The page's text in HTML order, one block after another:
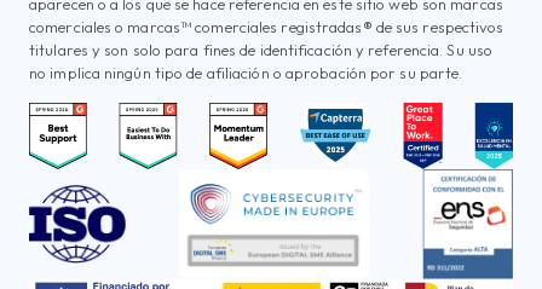
aparecen o a los que se hace referencia en este sitio web son marcas
comerciales o marcas™ comerciales registradas® de sus respectivos
titulares y son solo para fines de identificación y referencia. Su uso
no implica ningún tipo de afiliación o aprobación por su parte.